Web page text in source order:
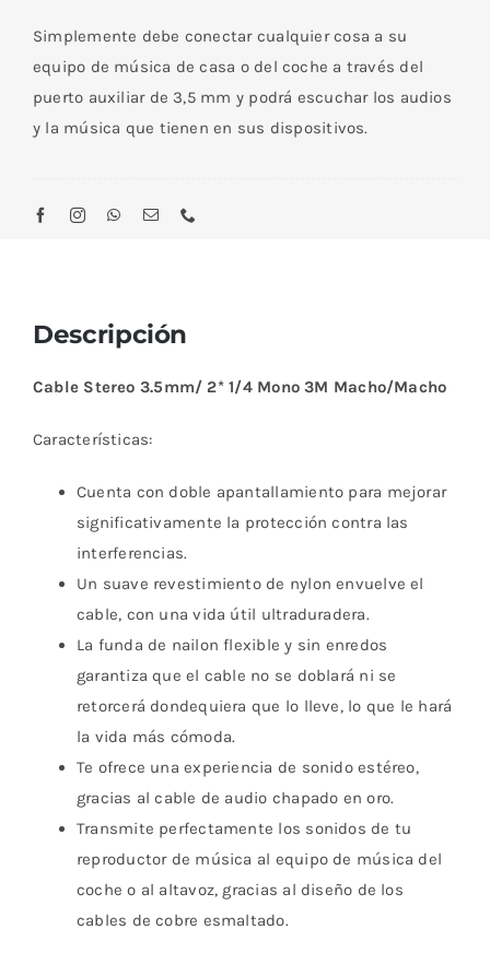
Simplemente debe conectar cualquier cosa a su
equipo de música de casa o del coche a través del
puerto auxiliar de 3,5 mm y podrá escuchar los audios
y la música que tienen en sus dispositivos.
Descripción
Cable Stereo 3.5mm/ 2* 1/4 Mono 3M Macho/Macho
Características:
Cuenta con doble apantallamiento para mejorar
significativamente la protección contra las
interferencias.
Un suave revestimiento de nylon envuelve el
cable, con una vida útil ultraduradera.
La funda de nailon flexible y sin enredos
garantiza que el cable no se doblará ni se
retorcerá dondequiera que lo lleve, lo que le hará
la vida más cómoda.
Te ofrece una experiencia de sonido estéreo,
gracias al cable de audio chapado en oro.
Transmite perfectamente los sonidos de tu
reproductor de música al equipo de música del
coche o al altavoz, gracias al diseño de los
cables de cobre esmaltado.